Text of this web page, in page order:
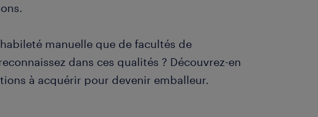
manuelle que de facultés de
dans ces qualités ? Découvrez-en
à acquérir pour devenir emballeur.